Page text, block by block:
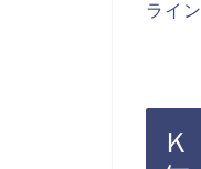
ライ